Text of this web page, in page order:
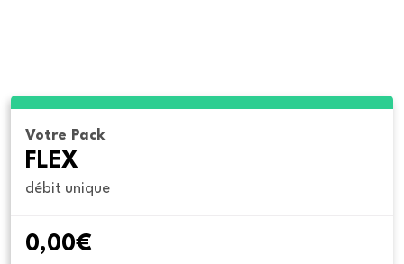
Votre Pack
FLEX
débit unique
0,00€